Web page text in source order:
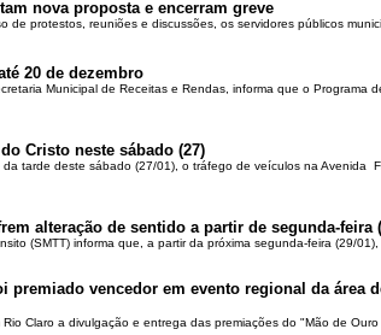
nova proposta e encerram greve
de protestos, reuniões e discussões, os servidores públicos
20 de dezembro
Municipal de Receitas e Rendas, informa que o Programa
Cristo neste sábado (27)
tarde deste sábado (27/01), o tráfego de veículos na Avenida
alteração de sentido a partir de segunda-feira
(SMTT) informa que, a partir da próxima segunda-feira (29/
premiado vencedor em evento regional da área
Claro a divulgação e entrega das premiações do "Mão de Ouro